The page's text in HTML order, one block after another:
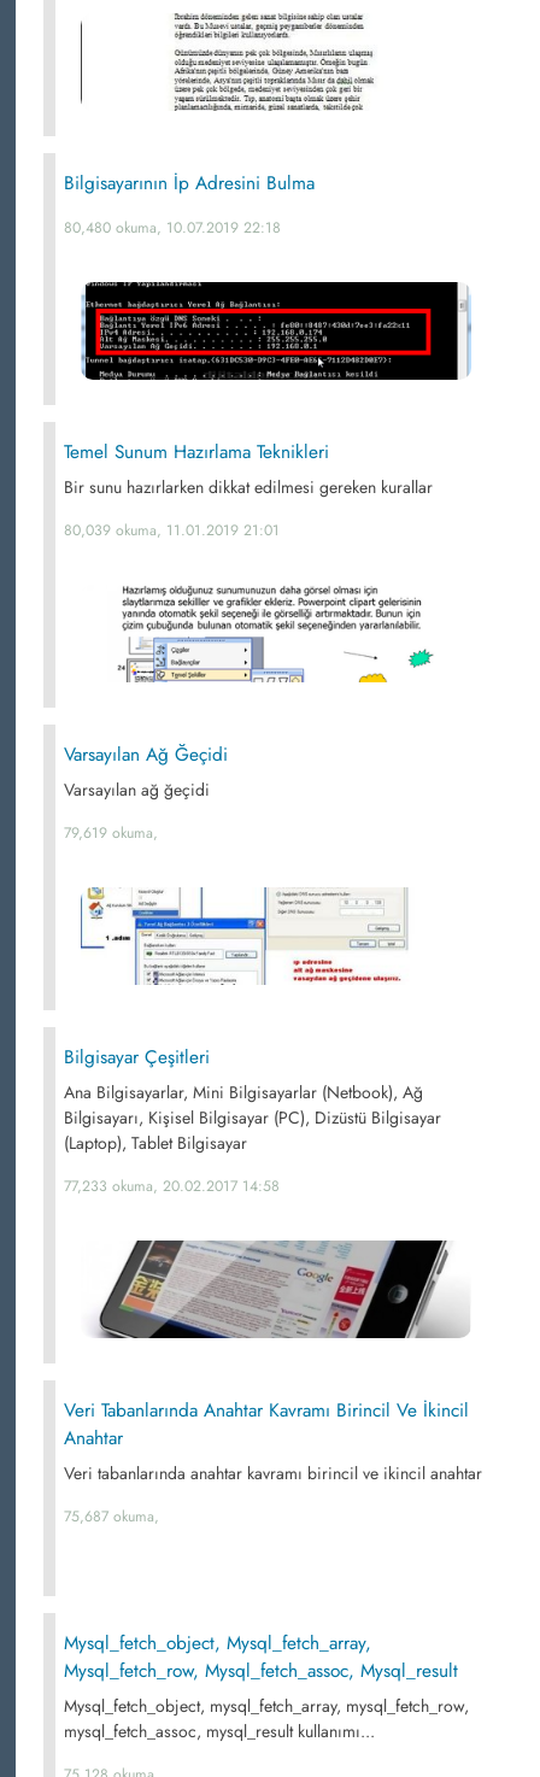
Bilgisayarının İp Adresini Bulma
80,480 okuma, 10.07.2019 22:18
Temel Sunum Hazırlama Teknikleri
Bir sunu hazırlarken dikkat edilmesi gereken kurallar
80,039 okuma, 11.01.2019 21:01
Varsayılan Ağ Ğeçidi
Varsayılan ağ ğeçidi
79,619 okuma,
Bilgisayar Çeşitleri
Ana Bilgisayarlar, Mini Bilgisayarlar (Netbook), Ağ
Bilgisayarı, Kişisel Bilgisayar (PC), Dizüstü Bilgisayar
(Laptop), Tablet Bilgisayar
77,233 okuma, 20.02.2017 14:58
Veri Tabanlarında Anahtar Kavramı Birincil Ve İkincil
Anahtar
Veri tabanlarında anahtar kavramı birincil ve ikincil anahtar
75,687 okuma,
Mysql_fetch_object, Mysql_fetch_array,
Mysql_fetch_row, Mysql_fetch_assoc, Mysql_result
Mysql_fetch_object, mysql_fetch_array, mysql_fetch_row,
mysql_fetch_assoc, mysql_result kullanımı...